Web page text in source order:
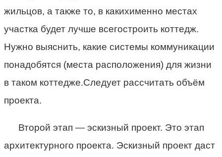
жильцов, а также то, в какихименно местах
участка будет лучше всегостроить коттедж.
Нужно выяснить, какие системы коммуникации
понадобятся (места расположения) для жизни
в таком коттедже.Следует рассчитать объём
проекта.
Второй этап — эскизный проект. Это этап
архитектурного проекта. Эскизный проект даст